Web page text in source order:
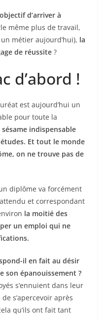
d’arriver à
même plus de travail,
métier aujourd’hui), la
de réussite ?
d’abord !
est aujourd’hui un
pour toute la
sésame indispensable
Et tout le monde
on ne trouve pas de
diplôme va forcément
et correspondant
la moitié des
un emploi qui ne
il en fait au désir
son épanouissement ?
s’ennuient dans leur
s’apercevoir après
qu’ils ont fait tant